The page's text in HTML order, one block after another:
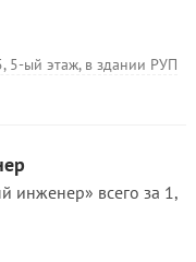
5-ый этаж, в здании РУП
инженер» всего за 1,